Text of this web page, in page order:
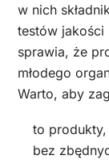
w nich
testów jakości
sprawia, że
młodego
Warto, aby
to produkty,
bez